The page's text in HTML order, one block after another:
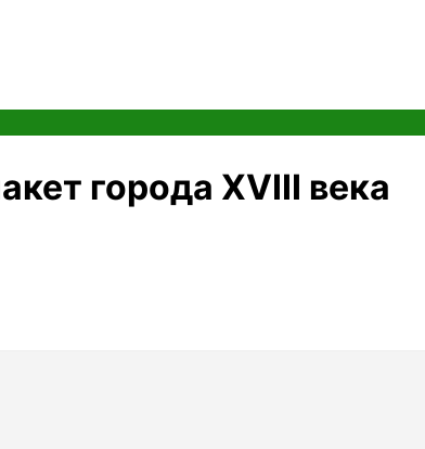
города XVIII века